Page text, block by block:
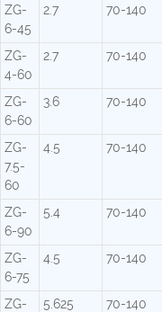
ZG-
6-45
2.7 70-140
ZG-
4-60
2.7 70-140
ZG-
6-60
3.6 70-140
ZG-
7.5-
60
4.5 70-140
ZG-
6-90
5.4 70-140
ZG-
6-75
4.5 70-140
ZG-
5.625 70-140